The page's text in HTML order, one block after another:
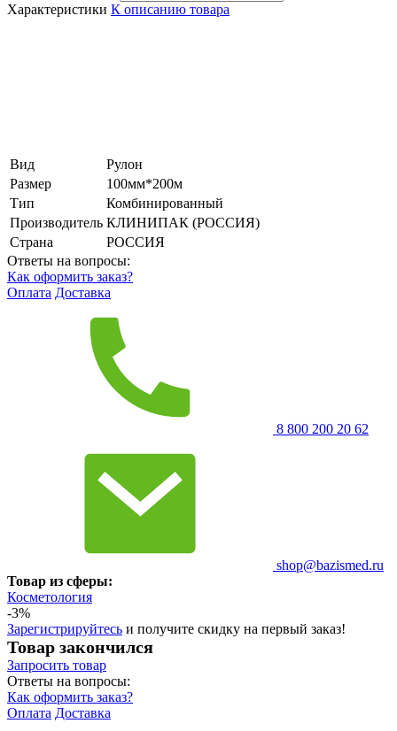
Характеристики К описанию товара
Вид
Рулон
Размер
100мм*200м
Тип
Комбинированный
Производитель КЛИНИПАК (РОССИЯ)
Страна
РОССИЯ
Ответы на вопросы:
Как оформить заказ?
Оплата Доставка
8 800 200 20 62
shop@bazismed.ru
Товар из сферы:
Косметология
-3%
Зарегистрируйтесь и получите скидку на первый заказ!
Товар закончился
Запросить товар
Ответы на вопросы:
Как оформить заказ?
Оплата Доставка